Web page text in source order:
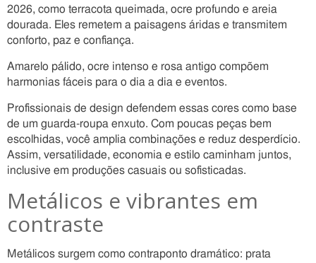
2026, como terracota queimada, ocre profundo e areia
dourada. Eles remetem a paisagens áridas e transmitem
conforto, paz e confiança.
Amarelo pálido, ocre intenso e rosa antigo compõem
harmonias fáceis para o dia a dia e eventos.
Profissionais de design defendem essas cores como base
de um guarda-roupa enxuto. Com poucas peças bem
escolhidas, você amplia combinações e reduz desperdício.
Assim, versatilidade, economia e estilo caminham juntos,
inclusive em produções casuais ou sofisticadas.
Metálicos e vibrantes em
contraste
Metálicos surgem como contraponto dramático: prata